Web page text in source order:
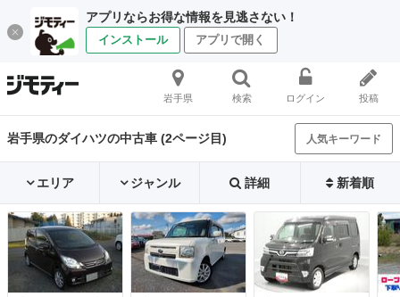
アプリならお得な情報を見逃さない！
インストール アプリで開く
岩手県 検索 ログイン 投稿
岩手県のダイハツの中古車 (2ページ目) 人気キーワード
エリア ジャンル 詳細 新着順